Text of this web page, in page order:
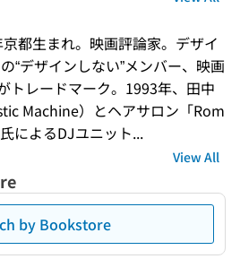
都生まれ。映画評論家。デザイ
“デザインしない”メンバー、映画
トレードマーク。1993年、田中
Machine）とヘアサロン「Rom
によるDJユニット...
View All
by Bookstore